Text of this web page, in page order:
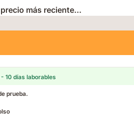
más reciente...
- 10 días laborables
prueba.